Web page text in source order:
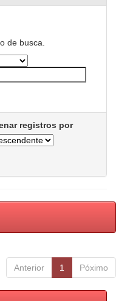
de busca.
registros por
Anterior 1 Póximo